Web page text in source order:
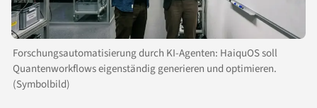
Forschungsautomatisierung durch KI-Agenten: HaiquOS soll
Quantenworkflows eigenständig generieren und optimieren.
(Symbolbild)